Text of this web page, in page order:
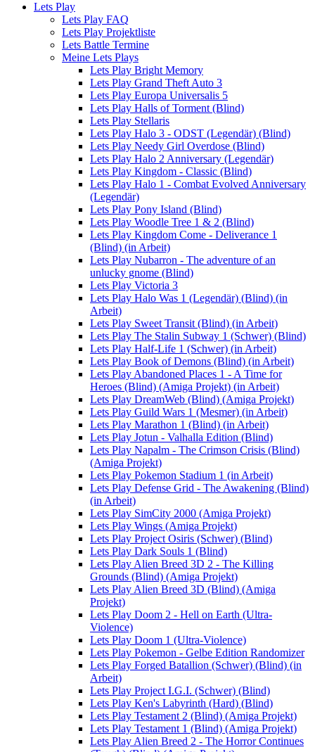
Lets Play
Lets Play FAQ
Lets Play Projektliste
Lets Battle Termine
Meine Lets Plays
Lets Play Bright Memory
Lets Play Grand Theft Auto 3
Lets Play Europa Universalis 5
Lets Play Halls of Torment (Blind)
Lets Play Stellaris
Lets Play Halo 3 - ODST (Legendär) (Blind)
Lets Play Needy Girl Overdose (Blind)
Lets Play Halo 2 Anniversary (Legendär)
Lets Play Kingdom - Classic (Blind)
Lets Play Halo 1 - Combat Evolved Anniversary
(Legendär)
Lets Play Pony Island (Blind)
Lets Play Woodle Tree 1 & 2 (Blind)
Lets Play Kingdom Come - Deliverance 1
(Blind) (in Arbeit)
Lets Play Nubarron - The adventure of an
unlucky gnome (Blind)
Lets Play Victoria 3
Lets Play Halo Was 1 (Legendär) (Blind) (in
Arbeit)
Lets Play Sweet Transit (Blind) (in Arbeit)
Lets Play The Stalin Subway 1 (Schwer) (Blind)
Lets Play Half-Life 1 (Schwer) (in Arbeit)
Lets Play Book of Demons (Blind) (in Arbeit)
Lets Play Abandoned Places 1 - A Time for
Heroes (Blind) (Amiga Projekt) (in Arbeit)
Lets Play DreamWeb (Blind) (Amiga Projekt)
Lets Play Guild Wars 1 (Mesmer) (in Arbeit)
Lets Play Marathon 1 (Blind) (in Arbeit)
Lets Play Jotun - Valhalla Edition (Blind)
Lets Play Napalm - The Crimson Crisis (Blind)
(Amiga Projekt)
Lets Play Pokemon Stadium 1 (in Arbeit)
Lets Play Defense Grid - The Awakening (Blind)
(in Arbeit)
Lets Play SimCity 2000 (Amiga Projekt)
Lets Play Wings (Amiga Projekt)
Lets Play Project Osiris (Schwer) (Blind)
Lets Play Dark Souls 1 (Blind)
Lets Play Alien Breed 3D 2 - The Killing
Grounds (Blind) (Amiga Projekt)
Lets Play Alien Breed 3D (Blind) (Amiga
Projekt)
Lets Play Doom 2 - Hell on Earth (Ultra-
Violence)
Lets Play Doom 1 (Ultra-Violence)
Lets Play Pokemon - Gelbe Edition Randomizer
Lets Play Forged Batallion (Schwer) (Blind) (in
Arbeit)
Lets Play Project I.G.I. (Schwer) (Blind)
Lets Play Ken's Labyrinth (Hard) (Blind)
Lets Play Testament 2 (Blind) (Amiga Projekt)
Lets Play Testament 1 (Blind) (Amiga Projekt)
Lets Play Alien Breed 2 - The Horror Continues